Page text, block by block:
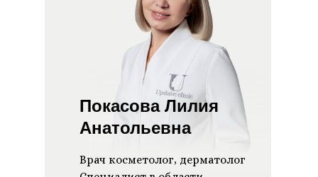
Покасова Лилия
Анатольевна
Врач косметолог, дерматолог